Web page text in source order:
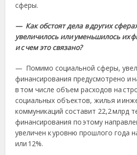
сферы.
— Как обстоят дела в других
увеличилось или уменьшилось их
и с чем это связано?
— Помимо социальной сферы,
финансирования предусмотрено и
в том числе объем расходов на
социальных объектов, жилья и
коммуникаций составит 22,2 млрд
финансирования по этому
увеличен к уровню прошлого года
или 12%.